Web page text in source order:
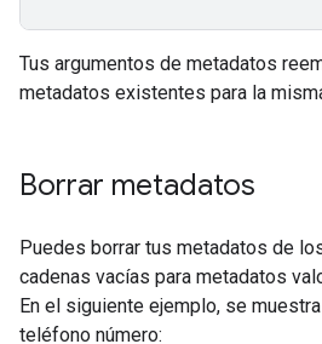
Tus argumentos de metadatos
metadatos existentes para la
Borrar metadatos
Puedes borrar tus metadatos de
cadenas vacías para metadatos
En el siguiente ejemplo, se
teléfono número: